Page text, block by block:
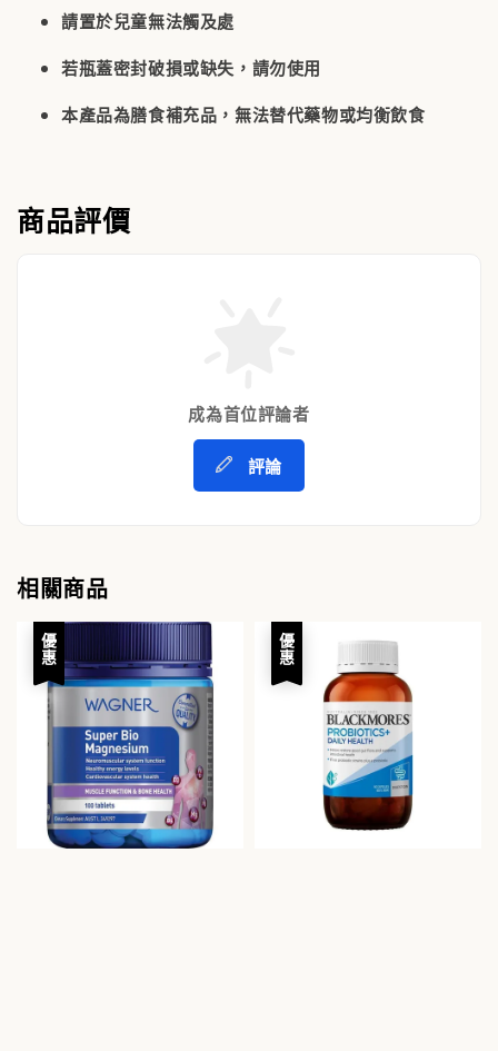
請置於兒童無法觸及處
若瓶蓋密封破損或缺失，請勿使用
本產品為膳食補充品， 無法替代藥物或均衡飲食
商品評價
成為首位評論者
評論
相關商品
優惠 優惠